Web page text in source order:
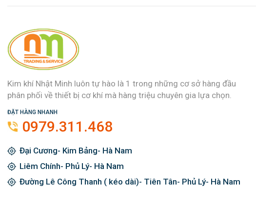
Kim khí Nhật Minh luôn tự hào là 1 trong những cơ sở hàng đầu
phân phối về thiết bị cơ khí mà hàng triệu chuyên gia lựa chọn.
ĐẶT HÀNG NHANH
0979.311.468
Đại Cương- Kim Bảng- Hà Nam
Liêm Chính- Phủ Lý- Hà Nam
Đường Lê Công Thanh ( kéo dài)- Tiên Tân- Phủ Lý- Hà Nam